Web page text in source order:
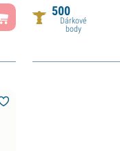
500
Dárkové
body